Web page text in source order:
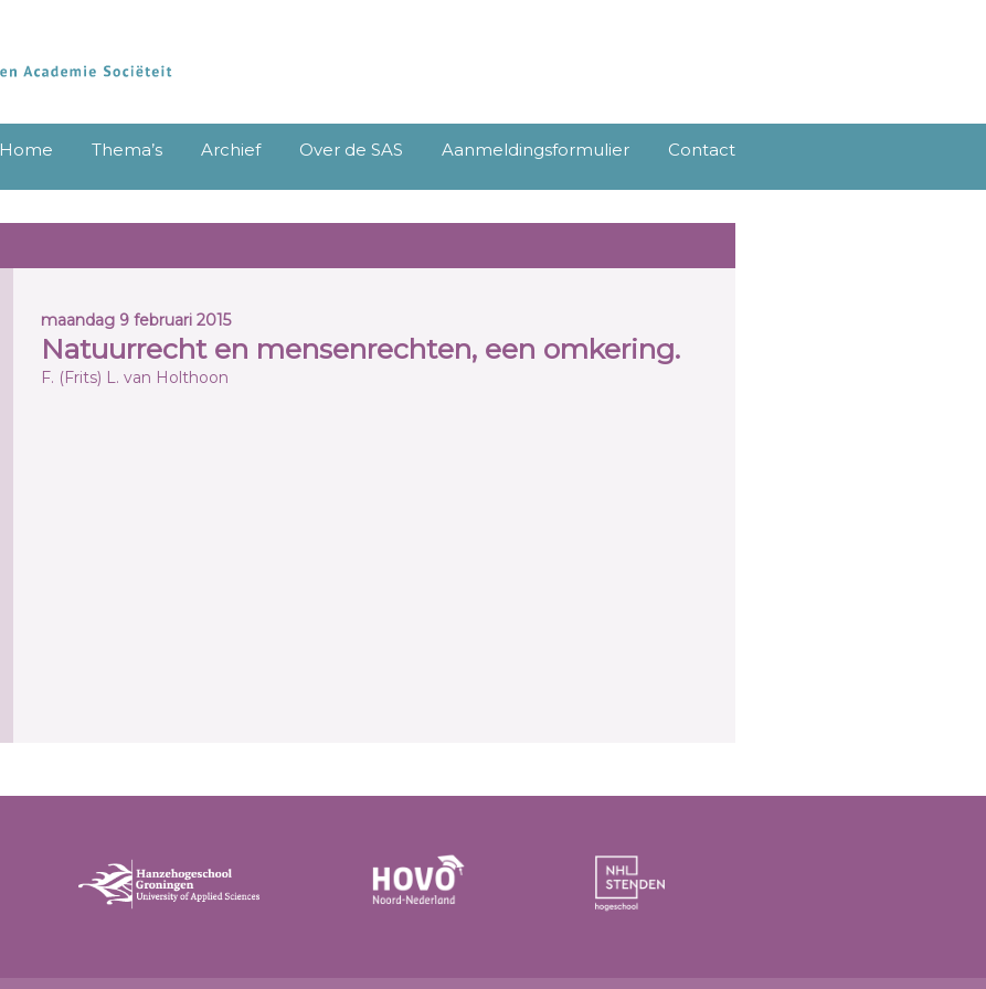
Home Thema’s Archief Over de SAS Aanmeldingsformulier Contact
maandag 9 februari 2015
Natuurrecht en mensenrechten, een omkering.
F. (Frits) L. van Holthoon